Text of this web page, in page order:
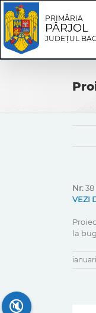
Skip
to
content
Skip
Navigation
PRIMĂRIA
PÂRJOL
JUDEȚUL
Nr:38
VEZI
la
🔇